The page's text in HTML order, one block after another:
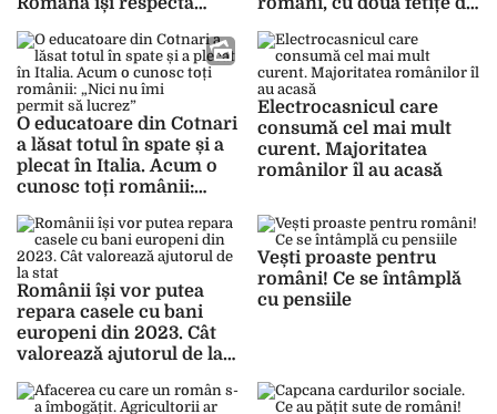
O educatoare din Cotnari
a lăsat totul în spate și a
plecat în Italia. Acum o
cunosc toți românii:
permit să lucrez”
Electrocasnicul care
consumă cel mai mult
curent. Majoritatea
românilor îl au acasă
Românii își vor putea
repara casele cu bani
europeni din 2023. Cât
valorează ajutorul de la
Vești proaste pentru
români! Ce se întâmplă
cu pensiile